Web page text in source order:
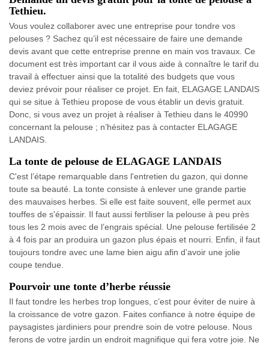
Tethieu.
Vous voulez collaborer avec une entreprise pour tondre vos
pelouses ? Sachez qu’il est nécessaire de faire une demande
devis avant que cette entreprise prenne en main vos travaux. Ce
document est très important car il vous aide à connaître le tarif du
travail à effectuer ainsi que la totalité des budgets que vous
deviez prévoir pour réaliser ce projet. En fait, ELAGAGE LANDAIS
qui se situe à Tethieu propose de vous établir un devis gratuit.
Donc, si vous avez un projet à réaliser à Tethieu dans le 40990
concernant la pelouse ; n’hésitez pas à contacter ELAGAGE
LANDAIS.
La tonte de pelouse de ELAGAGE LANDAIS
C'est l’étape remarquable dans l'entretien du gazon, qui donne
toute sa beauté. La tonte consiste à enlever une grande partie
des mauvaises herbes. Si elle est faite souvent, elle permet aux
touffes de s'épaissir. Il faut aussi fertiliser la pelouse à peu près
tous les 2 mois avec de l’engrais spécial. Une pelouse fertilisée 2
à 4 fois par an produira un gazon plus épais et nourri. Enfin, il faut
toujours tondre avec une lame bien aigu afin d’avoir une jolie
coupe tendue.
Pourvoir une tonte d’herbe réussie
Il faut tondre les herbes trop longues, c’est pour éviter de nuire à
la croissance de votre gazon. Faites confiance à notre équipe de
paysagistes jardiniers pour prendre soin de votre pelouse. Nous
ferons de votre jardin un endroit magnifique qui fera votre joie. Ne